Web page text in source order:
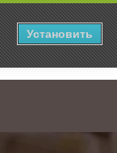
Установить
в оформлении